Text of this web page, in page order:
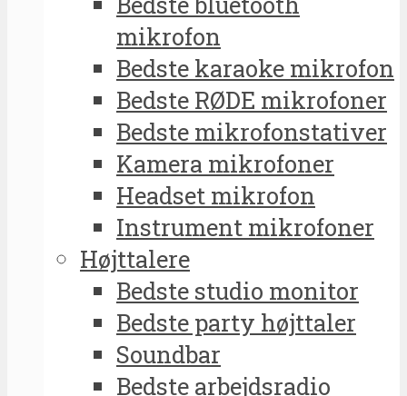
mikrofon
Bedste karaoke mikrofon
Bedste RØDE mikrofoner
Bedste mikrofonstativer
Kamera mikrofoner
Headset mikrofon
Instrument mikrofoner
Højttalere
Bedste studio monitor
Bedste party højttaler
Soundbar
Bedste arbejdsradio